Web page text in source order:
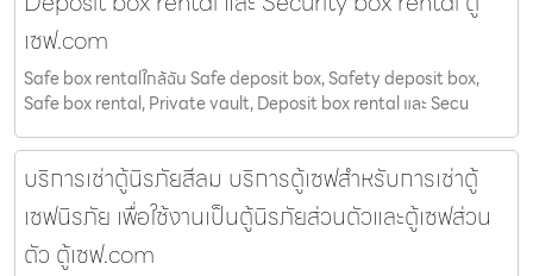
เซฟ.com
Safe box rentalใกล้ฉัน Safe deposit box, Safety deposit box,
Safe box rental, Private vault, Deposit box rental และ Secu
บริการเช่าตู้นิรภัยสีลม บริการตู้เซฟสำหรับการเช่าตู้
เซฟนิรภัย เพื่อใช้งานเป็นตู้นิรภัยส่วนตัวและตู้เซฟส่วน
ตัว ตู้เซฟ.com